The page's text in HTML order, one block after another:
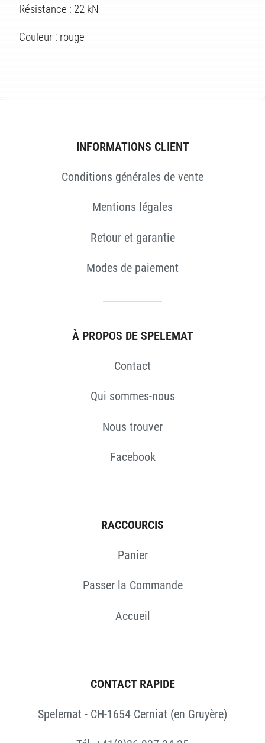
Résistance : 22 kN
Couleur : rouge
INFORMATIONS CLIENT
Conditions générales de vente
Mentions légales
Retour et garantie
Modes de paiement
À PROPOS DE SPELEMAT
Contact
Qui sommes-nous
Nous trouver
Facebook
RACCOURCIS
Panier
Passer la Commande
Accueil
CONTACT RAPIDE
Spelemat - CH-1654 Cerniat (en Gruyère)